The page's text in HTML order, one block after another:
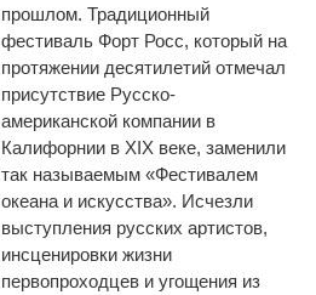
прошлом. Традиционный
фестиваль Форт Росс, который на
протяжении десятилетий отмечал
присутствие Русско-
американской компании в
Калифорнии в XIX веке, заменили
так называемым «Фестивалем
океана и искусства». Исчезли
выступления русских артистов,
инсценировки жизни
первопроходцев и угощения из